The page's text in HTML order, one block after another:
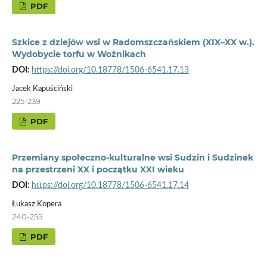
PDF
Szkice z dziejów wsi w Radomszczańskiem (XIX–XX w.).
Wydobycie torfu w Woźnikach
DOI: https://doi.org/10.18778/1506-6541.17.13
Jacek Kapuściński
225-239
PDF
Przemiany społeczno-kulturalne wsi Sudzin i Sudzinek
na przestrzeni XX i początku XXI wieku
DOI: https://doi.org/10.18778/1506-6541.17.14
Łukasz Kopera
240-255
PDF